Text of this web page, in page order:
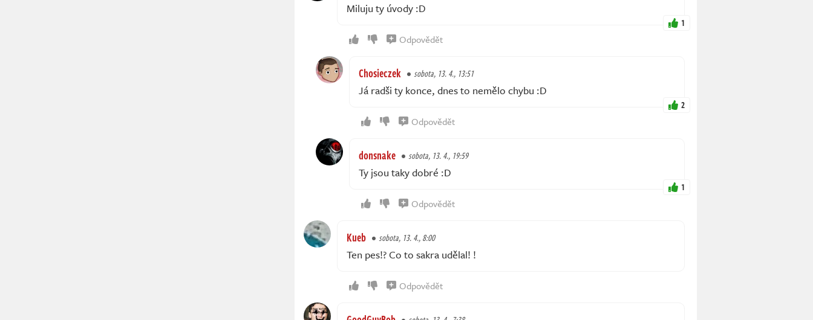
Miluju ty úvody :D
1
Odpovědět
Chosieczek sobota, 13. 4., 13:51
Já radši ty konce, dnes to nemělo chybu :D
2
Odpovědět
donsnake sobota, 13. 4., 19:59
Ty jsou taky dobré :D
1
Odpovědět
Kueb sobota, 13. 4., 8:00
Ten pes!? Co to sakra udělal! !
Odpovědět